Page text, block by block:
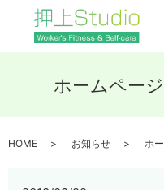
ホームペー
HOME お知らせ ホ